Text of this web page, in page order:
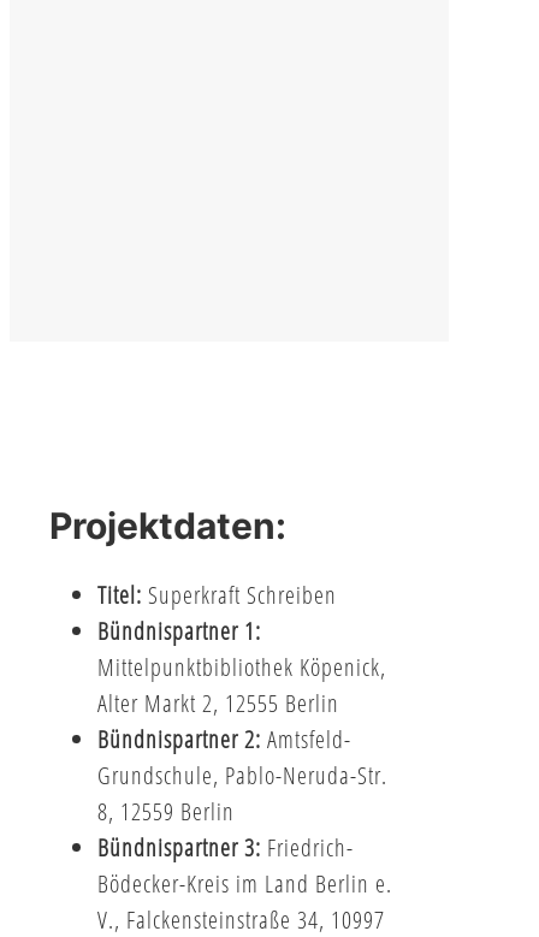
Projektdaten:
Titel: Superkraft Schreiben
Bündnispartner 1:
Mittelpunktbibliothek Köpenick,
Alter Markt 2, 12555 Berlin
Bündnispartner 2: Amtsfeld-
Grundschule, Pablo-Neruda-Str.
8, 12559 Berlin
Bündnispartner 3: Friedrich-
Bödecker-Kreis im Land Berlin e.
V., Falckensteinstraße 34, 10997